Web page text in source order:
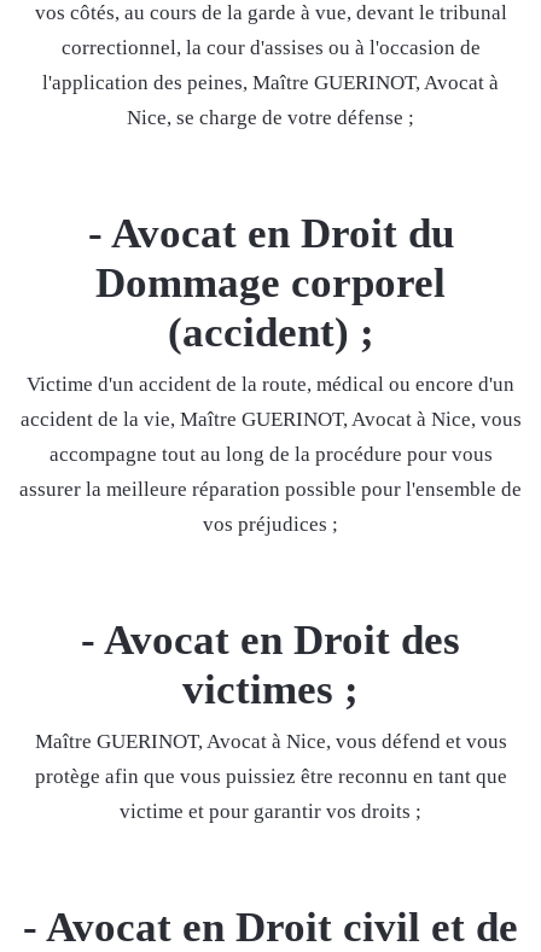
vos côtés, au cours de la garde à vue, devant le tribunal
correctionnel, la cour d'assises ou à l'occasion de
l'application des peines, Maître GUERINOT, Avocat à
Nice, se charge de votre défense ;
- Avocat en Droit du
Dommage corporel
(accident) ;
Victime d'un accident de la route, médical ou encore d'un
accident de la vie, Maître GUERINOT, Avocat à Nice, vous
accompagne tout au long de la procédure pour vous
assurer la meilleure réparation possible pour l'ensemble de
vos préjudices ;
- Avocat en Droit des
victimes ;
Maître GUERINOT, Avocat à Nice, vous défend et vous
protège afin que vous puissiez être reconnu en tant que
victime et pour garantir vos droits ;
- Avocat en Droit civil et de